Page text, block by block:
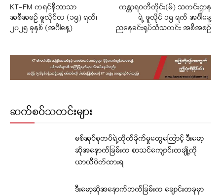
KT-FM ကရင်နီဘာသာ
အစီအစဉ် ဇူလိုင်လ (၁၅) ရက်၊
၂၀၂၅ ခုနှစ် (အင်္ဂါနေ့)
ကန္တာရဝတီတိုင်း(မ်) သတင်းဌာန
ရဲ့ ဇူလိုင် ၁၅ ရက် အင်္ဂါနေ့
ညနေခင်းရုပ်သံသတင်း အစီအစဉ်
ဆက်စပ်သတင်းများ
စစ်အုပ်စုတပ်ရဲ့တိုက်ခိုက်မှုတွေကြောင့် ဒီးမော့
ဆိုအနောက်ခြမ်းက စာသင်ကျောင်းတချို့ကို
ယာယီပိတ်ထားရ
ဒီးမော့ဆိုအနောက်ဘက်ခြမ်းက ချောင်းတခုမှာ